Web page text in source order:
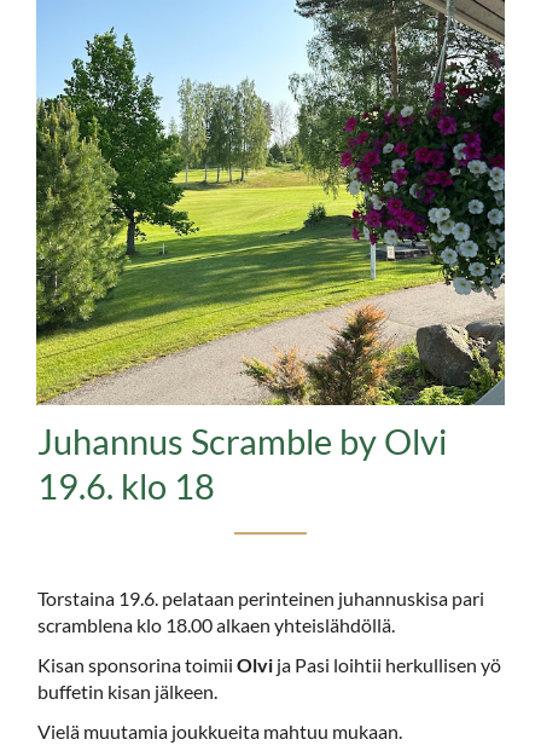
Juhannus Scramble by Olvi
19.6. klo 18
Torstaina 19.6. pelataan perinteinen juhannuskisa pari
scramblena klo 18.00 alkaen yhteislähdöllä.
Kisan sponsorina toimii Olvi ja Pasi loihtii herkullisen yö
buffetin kisan jälkeen.
Vielä muutamia joukkueita mahtuu mukaan.